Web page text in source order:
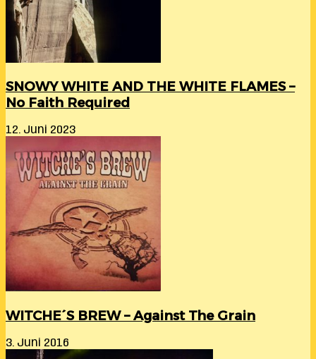
SNOWY WHITE AND THE WHITE FLAMES –
No Faith Required
12. Juni 2023
WITCHE´S BREW – Against The Grain
3. Juni 2016